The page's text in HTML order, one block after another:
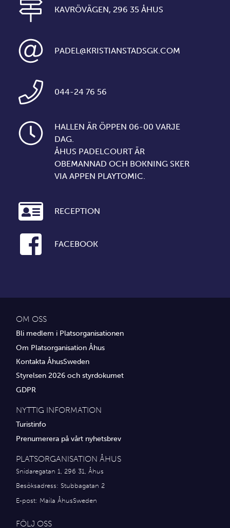
KAVRÖVÄGEN, 296 35 ÅHUS
PADEL@KRISTIANSTADSGK.COM
044-24 76 56
HALLEN ÄR ÖPPEN 06-00 VARJE
DAG.
ÅHUS PADELCOURT ÄR
OBEMANNAD OCH BOKNING SKER
VIA APPEN PLAYTOMIC.
RECEPTION
FACEBOOK
OM OSS
Bli medlem i Platsorganisationen
Om Platsorganisation Åhus
Kontakta ÅhusSweden
Styrelsen 2026 och styrdokumet
GDPR
NYTTIG INFORMATION
Turistinfo
Prenumerera på vårt nyhetsbrev
PLATSORGANISATION ÅHUS
Snidaregatan 1, 296 31, Åhus
Besöksadress: Stubbagatan 2
E-post: Maila ÅhusSweden
FÖLJ OSS